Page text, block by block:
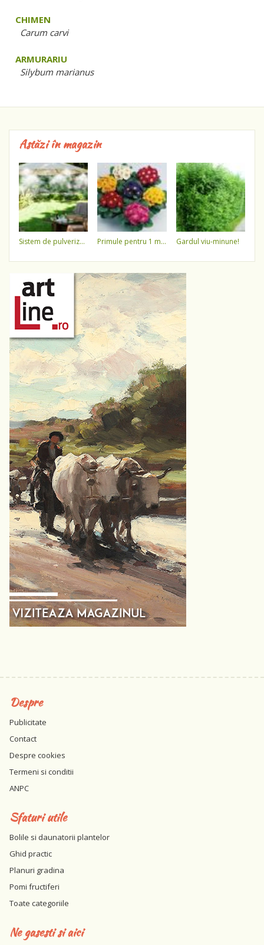
CHIMEN
Carum carvi
ARMURARIU
Silybum marianus
Astăzi în magazin
sistem de pulverizare a apei primule pentru 1 martie 3,5 lei / ghiveci !!!! gardul viu-minune!
Despre
Publicitate
Contact
Despre cookies
Termeni si conditii
ANPC
Sfaturi utile
Bolile si daunatorii plantelor
Ghid practic
Planuri gradina
Pomi fructiferi
Toate categoriile
Ne gasesti si aici